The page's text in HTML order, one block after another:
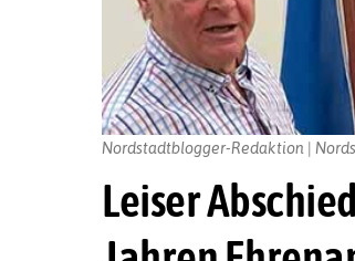
Leiser
Nordstadtblogger-Redaktion |